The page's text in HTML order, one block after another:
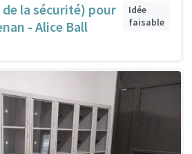
la sécurité) pour
- Alice Ball
Idée
faisable